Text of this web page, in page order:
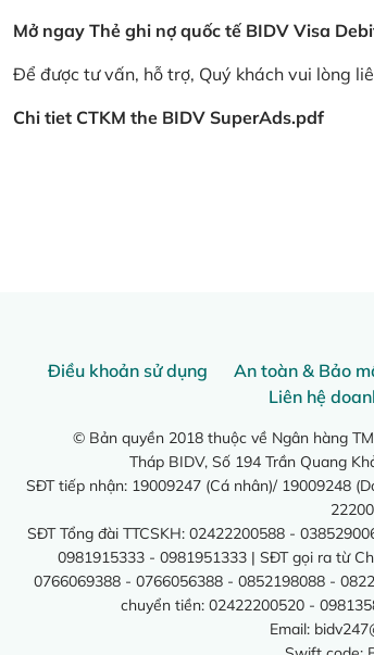
Mở ngay Thẻ ghi nợ quốc tế BIDV Visa
Để được tư vấn, hỗ trợ, Quý khách vui lòng
Chi tiet CTKM the BIDV SuperAds.pdf
Điều khoản sử dụng An toàn & Bảo
Liên hệ
© Bản quyền 2018 thuộc về Ngân hàng
Tháp BIDV, Số 194 Trần Quang
SĐT tiếp nhận: 19009247 (Cá nhân)/ 19009248
SĐT Tổng đài TTCSKH: 02422200588 -
0981915333 - 0981951333 | SĐT gọi ra từ
0766069388 - 0766056388 - 0852198088 -
chuyển tiền: 02422200520 -
Email: